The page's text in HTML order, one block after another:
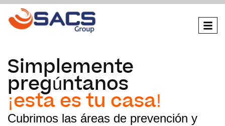
Simplemente
pregúntanos
¡esta es tu casa!
Cubrimos las áreas de prevención y